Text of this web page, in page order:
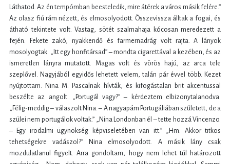
Láthatod. Az én tempómban beesteledik, mire átérek a város másik felére.”
Az olasz fiú rám nézett, és elmosolyodott. Összevissza álltak a fogai, és
átható tekintete volt. Vastag, sötét szalmahaja kócosan meredezett a
fején. Fekete zakó, nyakkendő és farmernadrág volt rajta. A lányok
mosolyogtak. „Itt egy honfitársad” – mondta cigarettával a kezében, és az
ismeretlen lányra mutatott. Magas volt és vörös hajú, az arca tele
szeplővel. Nagyjából egyidős lehetett velem, talán pár évvel több. Kezet
nyújtottam. Nina M. Pascalnak hívták, és kifogástalan brit akcentussal
beszélte az angolt. „Portugál vagy?” – kérdeztem elbizonytalanodva.
„Félig-meddig – válaszolt Nina. – A nagyapám Portugáliában született, de a
szülei nem portugálok voltak.” „Nina Londonban él – tette hozzá Vincenzo.
– Egy irodalmi ügynökség képviseletében van itt.” „Hm. Akkor titkos
tehetségekre vadászol?” Nina elmosolyodott. A másik lány csak
mozdulatlanul figyelt. Arra gondoltam, hogy nem lehet túl határozott